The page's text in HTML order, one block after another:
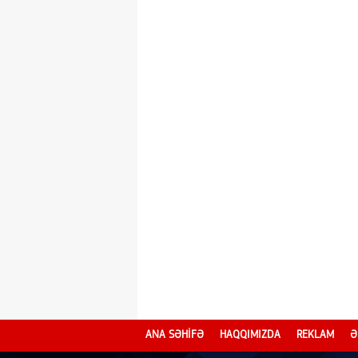
ANA SƏHİFƏ HAQQIMIZDA REKLAM